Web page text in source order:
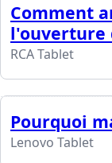
Comment
l'ouverture
RCA Tablet
Pourquoi
Lenovo Tablet